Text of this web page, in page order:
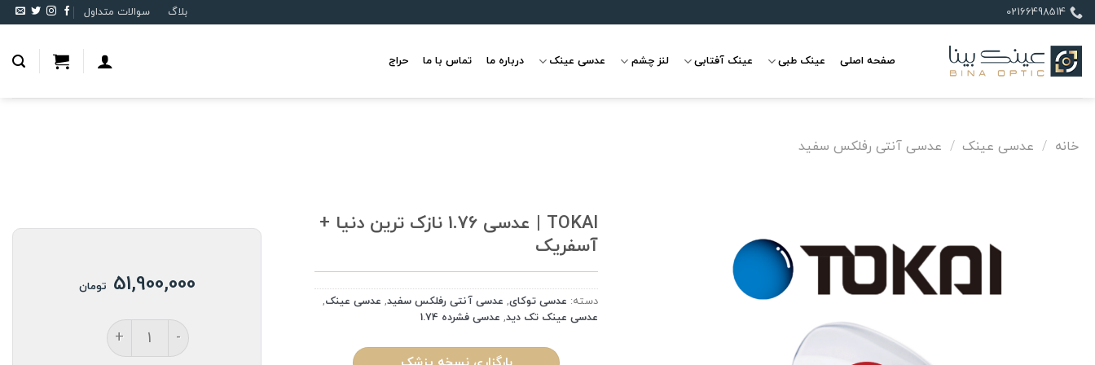
Skip
to
content
02166498514 بلاگ سوالات متداول
صفحه اصلی عینک طبی عینک آفتابی لنز چشم عدسی عینک درباره ما تماس با ما حراج
خانه / عدسی عینک / عدسی آنتی رفلکس سفید
TOKAI | عدسی 1.76 نازک ترین دنیا +
آسفریک
دسته: عدسی توکای, عدسی آنتی رفلکس سفید, عدسی عینک,
عدسی عینک تک دید, عدسی فشرده 1.74
51,900,000 تومان
TOKAI | عدسی 1.76 نازک ترین دنیا + آسفریک عدد